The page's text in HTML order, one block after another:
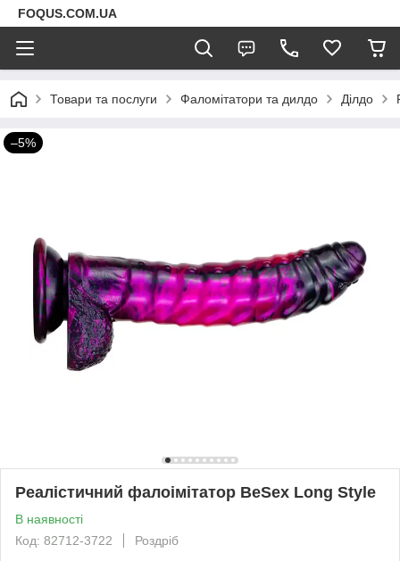
FOQUS.COM.UA
Товари та послуги Фаломітатори та дилдо Ділдо
–5%
Реалістичний фалоімітатор BeSex Long Style
В наявності
Код: 82712-3722
Роздріб